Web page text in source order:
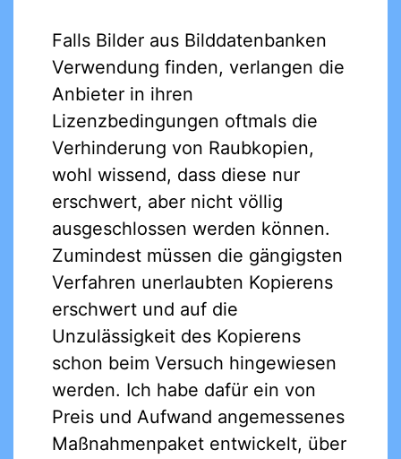
Falls Bilder aus Bilddatenbanken
Verwendung finden, verlangen die
Anbieter in ihren
Lizenzbedingungen oftmals die
Verhinderung von Raubkopien,
wohl wissend, dass diese nur
erschwert, aber nicht völlig
ausgeschlossen werden können.
Zumindest müssen die gängigsten
Verfahren unerlaubten Kopierens
erschwert und auf die
Unzulässigkeit des Kopierens
schon beim Versuch hingewiesen
werden. Ich habe dafür ein von
Preis und Aufwand angemessenes
Maßnahmenpaket entwickelt, über